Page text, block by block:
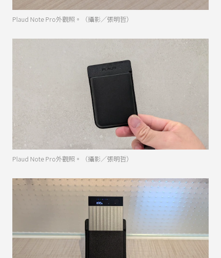
Plaud Note Pro外觀照。（攝影／張明哲）
Plaud Note Pro外觀照。（攝影／張明哲）